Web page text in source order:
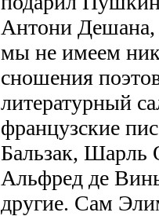
Антони Дешана,
мы не имеем
сношения
литературный
французские
Бальзак, Шарль
Альфред де
другие. Сам